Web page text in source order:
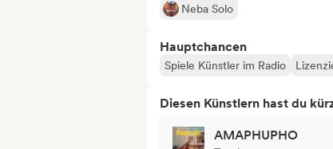
Neba Solo
Hauptchancen
Spiele Künstler im Radio
Diesen Künstlern hast du
AMAPHUPHO